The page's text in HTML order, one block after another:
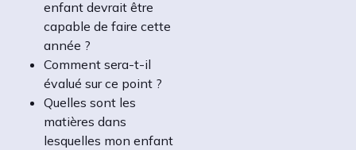
enfant devrait être
capable de faire cette
année ?
Comment sera-t-il
évalué sur ce point ?
Quelles sont les
matières dans
lesquelles mon enfant